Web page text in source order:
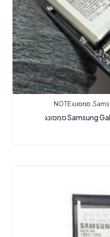
,סמסונג NOTE